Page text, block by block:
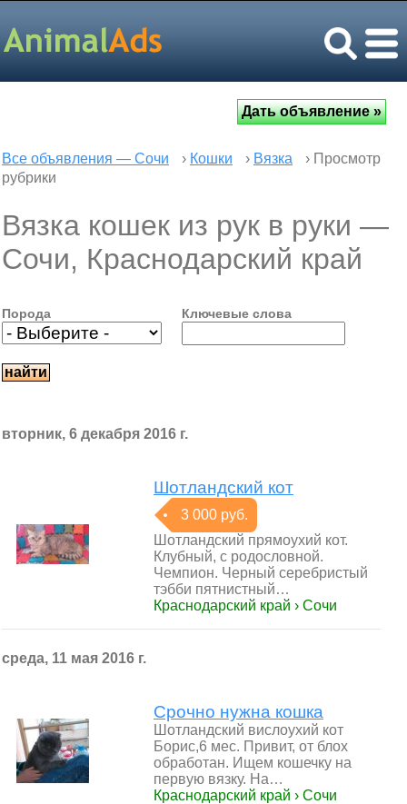
Все объявления — Сочи › Кошки › Вязка
› Просмотр
рубрики
Вязка кошек из рук в руки —
Сочи, Краснодарский край
Порода Ключевые слова
вторник, 6 декабря 2016 г.
Шотландский кот
3 000 руб.
Шотландский прямоухий кот.
Клубный, с родословной.
Чемпион. Черный серебристый
тэбби пятнистный…
Краснодарский край › Сочи
среда, 11 мая 2016 г.
Срочно нужна кошка
Шотландский вислоухий кот
Борис,6 мес. Привит, от блох
обработан. Ищем кошечку на
первую вязку. На…
Краснодарский край › Сочи